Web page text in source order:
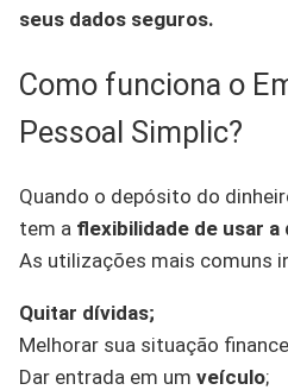
seus dados seguros.
Como funciona o
Pessoal Simplic?
Quando o depósito do
tem a flexibilidade de usar
As utilizações mais comuns
Quitar dívidas;
Melhorar sua situação
Dar entrada em um veículo;